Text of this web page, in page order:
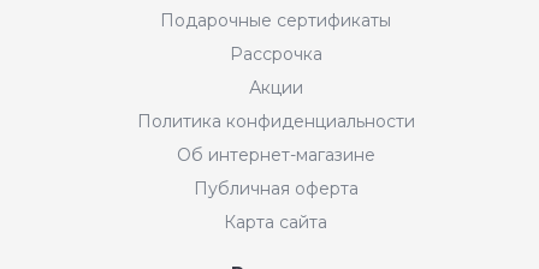
Подарочные сертификаты
Рассрочка
Акции
Политика конфиденциальности
Об интернет-магазине
Публичная оферта
Карта сайта